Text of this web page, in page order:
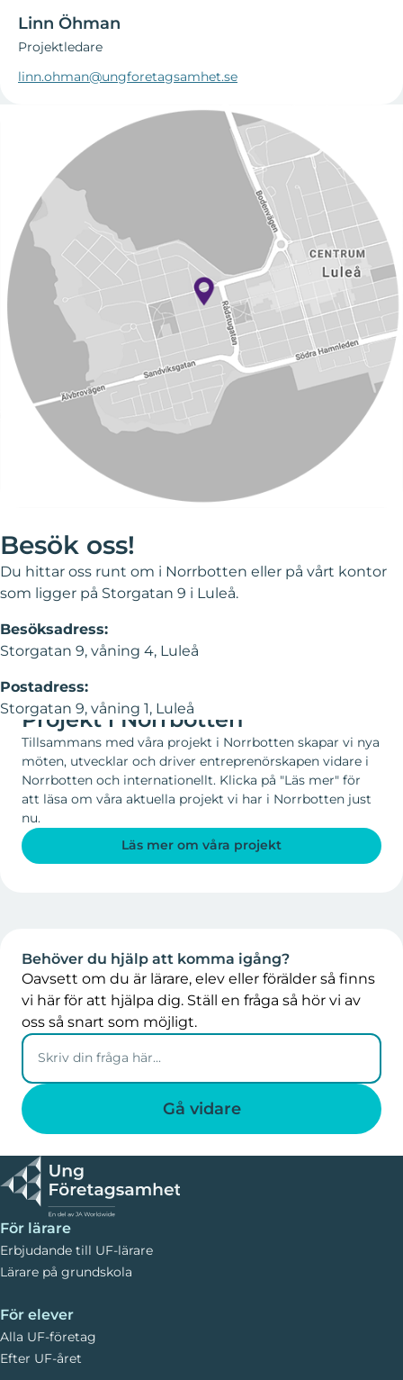
Linn Öhman
Projektledare
linn.ohman@ungforetagsamhet.se
Besök oss!
Du hittar oss runt om i Norrbotten eller på vårt kontor
som ligger på Storgatan 9 i Luleå.
Besöksadress:
Storgatan 9, våning 4, Luleå
Postadress:
Storgatan 9, våning 1, Luleå
VI ÄR MED OCH SKAPAR NYA VÄGAR MED HJÄLP AV
Projekt i Norrbotten
Tillsammans med våra projekt i Norrbotten skapar vi nya
möten, utvecklar och driver entreprenörskapen vidare i
Norrbotten och internationellt. Klicka på "Läs mer" för
att läsa om våra aktuella projekt vi har i Norrbotten just
nu.
Läs mer om våra projekt
Behöver du hjälp att komma igång?
Oavsett om du är lärare, elev eller förälder så finns
vi här för att hjälpa dig. Ställ en fråga så hör vi av
oss så snart som möjligt.
För lärare
Erbjudande till UF-lärare
Lärare på grundskola
För elever
Alla UF-företag
Efter UF-året